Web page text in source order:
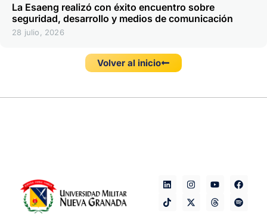
La Esaeng realizó con éxito encuentro sobre
seguridad, desarrollo y medios de comunicación
28 julio, 2026
Volver al inicio